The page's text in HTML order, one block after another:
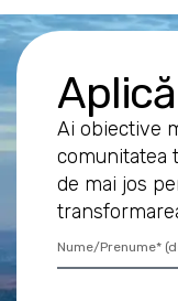
Ai obiective
comunitatea
de mai jos